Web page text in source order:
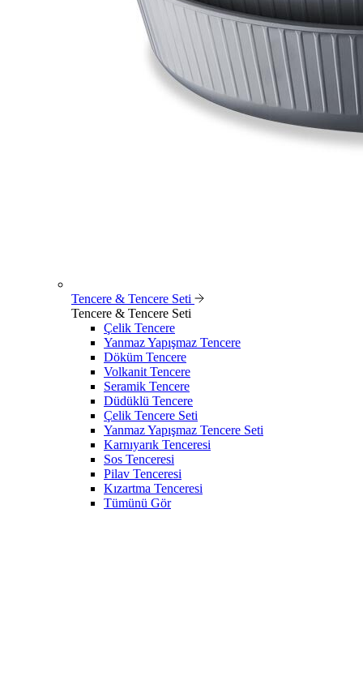
Tencere & Tencere Seti
Tencere & Tencere Seti
Çelik Tencere
Yanmaz Yapışmaz Tencere
Döküm Tencere
Volkanit Tencere
Seramik Tencere
Düdüklü Tencere
Çelik Tencere Seti
Yanmaz Yapışmaz Tencere Seti
Karnıyarık Tenceresi
Sos Tenceresi
Pilav Tenceresi
Kızartma Tenceresi
Tümünü Gör